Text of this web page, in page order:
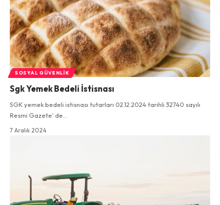
SOSYAL GÜVENLIK
Sgk Yemek Bedeli İstisnası
SGK yemek bedeli istisnası tutarları 02.12.2024 tarihli 32740 sayılı
Resmi Gazete' de…
7 Aralık 2024